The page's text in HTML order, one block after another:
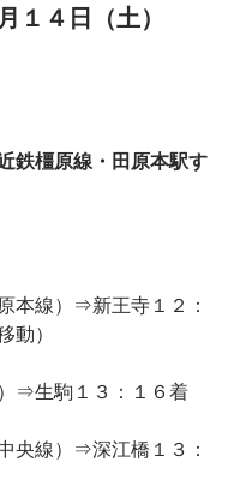
４日（土）
鉄橿原線・田原本駅す
本線）⇒新王寺１２：
動）
⇒生駒１３：１６着
央線）⇒深江橋１３：